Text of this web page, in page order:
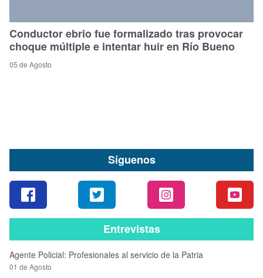
Conductor ebrio fue formalizado tras provocar
choque múltiple e intentar huir en Río Bueno
05 de Agosto
Síguenos
Entrevistas
Agente Policial: Profesionales al servicio de la Patria
01 de Agosto